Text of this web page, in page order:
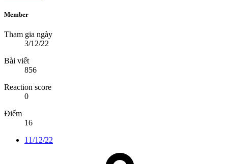
Member
Tham gia ngày
3/12/22
Bài viết
856
Reaction score
0
Điểm
16
11/12/22